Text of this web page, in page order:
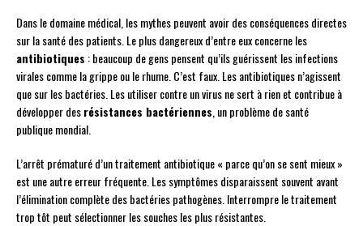
Dans le domaine médical, les mythes peuvent avoir des conséquences directes
sur la santé des patients. Le plus dangereux d’entre eux concerne les
antibiotiques : beaucoup de gens pensent qu’ils guérissent les infections
virales comme la grippe ou le rhume. C’est faux. Les antibiotiques n’agissent
que sur les bactéries. Les utiliser contre un virus ne sert à rien et contribue à
développer desrésistances bactériennes , un problème de santé
publique mondial.
L’arrêt prématuré d’un traitement antibiotique « parce qu’on se sent mieux »
est une autre erreur fréquente. Les symptômes disparaissent souvent avant
l’élimination complète des bactéries pathogènes. Interrompre le traitement
trop tôt peut sélectionner les souches les plus résistantes.